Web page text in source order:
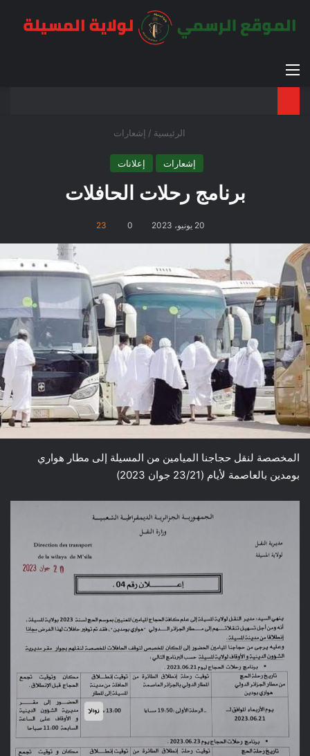
القائمة
الرئيسية / إشعارات
إشعارات إعلانات
برنامج رحلات الحافلات
20 يونيو، 2023 0
23
المخصصة لنقل حجاجنا الميامين من المسيلة إلى مطار هواري
بومدين بالعاصمة لأيام (23/21 جوان 2023)